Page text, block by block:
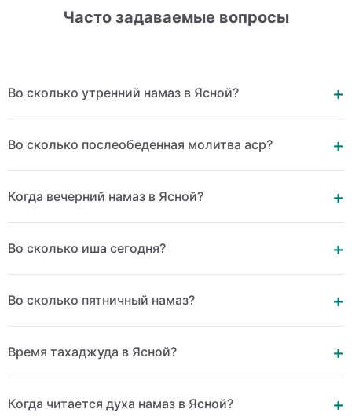
Часто задаваемые вопросы
Во сколько утренний намаз в Ясной?
Во сколько послеобеденная молитва аср?
Когда вечерний намаз в Ясной?
Во сколько иша сегодня?
Во сколько пятничный намаз?
Время тахаджуда в Ясной?
Когда читается духа намаз в Ясной?